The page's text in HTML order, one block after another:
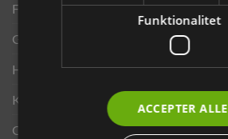
Fortrydelse og reklamationsret
Gavekort
Handelsbetingelser
Kontakt os
Opdrætterrabat
Funktionalitet
ACCEPTER ALLE